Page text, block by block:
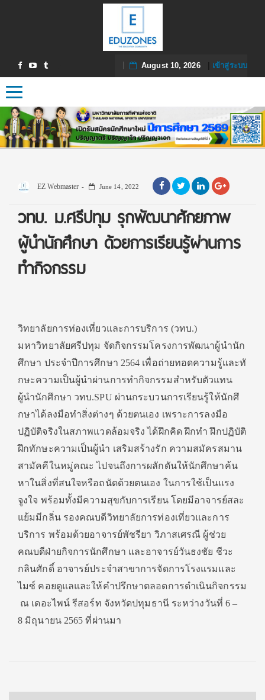
August 10, 2026| เข้าสู่ระบบ
Toggle navigation
EZ Webmaster June 14, 2022
วทบ. ม.ศรีปทุม รุกพัฒนาศักยภาพ
ผู้นำนักศึกษา ด้วยการเรียนรู้ผ่านการ
ทำกิจกรรม
วิทยาลัยการท่องเที่ยวและการบริการ (วทบ.)
มหาวิทยาลัยศรีปทุม จัดกิจกรรมโครงการพัฒนาผู้นำนัก
ศึกษา ประจำปีการศึกษา 2564 เพื่อถ่ายทอดความรู้และทั
กษะความเป็นผู้นำผ่านการทำกิจกรรมสำหรับตัวแทน
ผู้นำนักศึกษา วทบ.SPU ผ่านกระบวนการเรียนรู้ให้นักศึ
กษาได้ลงมือทำสิ่งต่างๆ ด้วยตนเอง เพราะการลงมือ
ปฏิบัติจริงในสภาพแวดล้อมจริง ได้ฝึกคิด ฝึกทำ ฝึกปฏิบัติ
ฝึกทักษะความเป็นผู้นำ เสริมสร้างรัก ความสมัครสมาน
สามัคคีในหมู่คณะ ไปจนถึงการผลักดันให้นักศึกษาค้น
หาในสิ่งที่สนใจหรือถนัดด้วยตนเอง ในการใช้เป็นแรง
จูงใจ พร้อมทั้งมีความสุขกับการเรียน โดยมีอาจารย์สละ
แย้มมีกลิ่น รองคณบดีวิทยาลัยการท่องเที่ยวและการ
บริการ พร้อมด้วยอาจารย์พัชรียา วิภาสเศรณี ผู้ช่วย
คณบดีฝ่ายกิจการนักศึกษา และอาจารย์วันธงชัย ชีวะ
กลินศักดิ์ อาจารย์ประจำสาขาการจัดการโรงแรมและ
ไมซ์ คอยดูแลและให้คำปรึกษาตลอดการดำเนินกิจกรรม
ณ เดอะไพน์ รีสอร์ท จังหวัดปทุมธานี ระหว่างวันที่ 6 –
8 มิถุนายน 2565 ที่ผ่านมา